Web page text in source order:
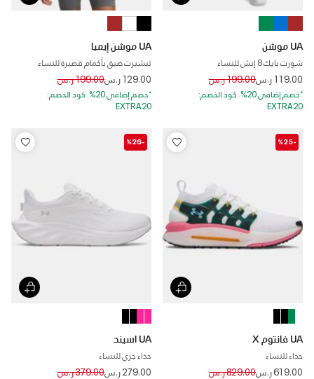
UA موشن
شورت بايك 8 إنش للنساء
119.00 ر.س Price reduced from
199.00 ر.س to
*خصم إضافي 20%. كود الخصم:
EXTRA20
UA موشن إيميا
تيشيرت ضيق بأكمام قصيرة للنساء
129.00 ر.س Price reduced from
199.00 ر.س to
*خصم إضافي 20%. كود الخصم:
EXTRA20
-%25
UA فانتوم X
حذاء للنساء
619.00 ر.س Price reduced from
829.00 ر.س to
-%26
UA اسيند
حذاء جري للنساء
279.00 ر.س Price reduced from
379.00 ر.س to